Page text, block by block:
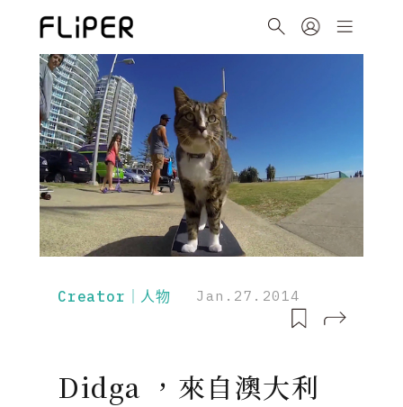
Creator｜人物 Jan.27.2014
Didga ，來自澳大利